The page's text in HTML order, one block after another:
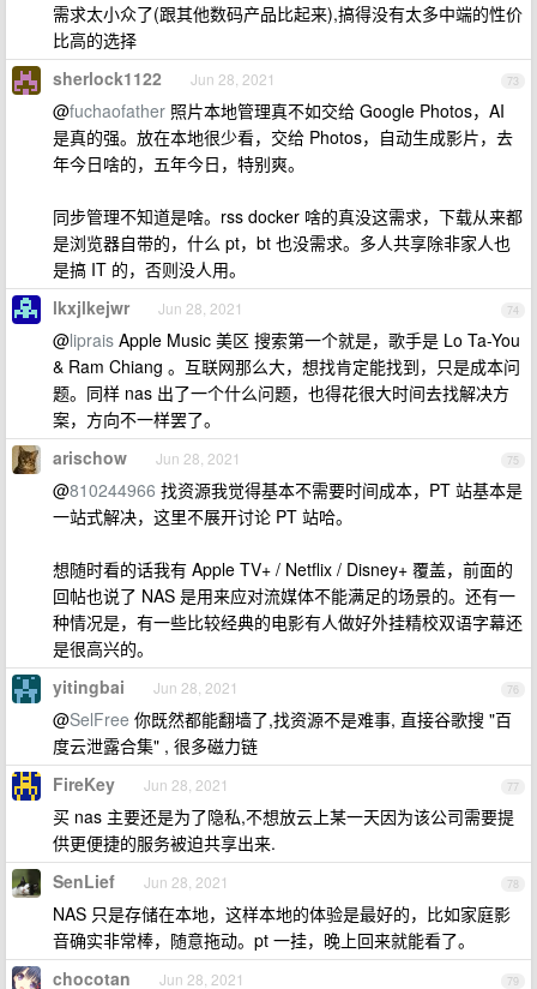
需求太小众了(跟其他数码产品比起来),搞得没有太多中端的性价
比高的选择
73
sherlock1122 Jun 28, 2021
@fuchaofather 照片本地管理真不如交给 Google Photos，AI
是真的强。放在本地很少看，交给 Photos，自动生成影片，去
年今日啥的，五年今日，特别爽。
同步管理不知道是啥。rss docker 啥的真没这需求，下载从来都
是浏览器自带的，什么 pt，bt 也没需求。多人共享除非家人也
是搞 IT 的，否则没人用。
74
lkxjlkejwr Jun 28, 2021
@liprais Apple Music 美区 搜索第一个就是，歌手是 Lo Ta-You
& Ram Chiang 。互联网那么大，想找肯定能找到，只是成本问
题。同样 nas 出了一个什么问题，也得花很大时间去找解决方
案，方向不一样罢了。
75
arischow Jun 28, 2021
@810244966 找资源我觉得基本不需要时间成本，PT 站基本是
一站式解决，这里不展开讨论 PT 站哈。
想随时看的话我有 Apple TV+ / Netflix / Disney+ 覆盖，前面的
回帖也说了 NAS 是用来应对流媒体不能满足的场景的。还有一
种情况是，有一些比较经典的电影有人做好外挂精校双语字幕还
是很高兴的。
76
yitingbai Jun 28, 2021
@SelFree 你既然都能翻墙了,找资源不是难事, 直接谷歌搜 "百
度云泄露合集" , 很多磁力链
77
FireKey Jun 28, 2021
买 nas 主要还是为了隐私,不想放云上某一天因为该公司需要提
供更便捷的服务被迫共享出来.
78
SenLief Jun 28, 2021
NAS 只是存储在本地，这样本地的体验是最好的，比如家庭影
音确实非常棒，随意拖动。pt 一挂，晚上回来就能看了。
79
chocotan Jun 28, 2021